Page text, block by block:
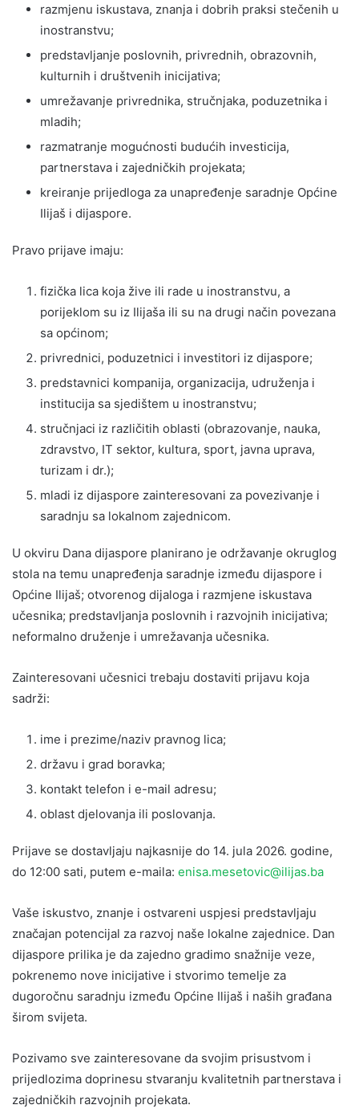
razmjenu iskustava, znanja i dobrih praksi stečenih u
inostranstvu;
predstavljanje poslovnih, privrednih, obrazovnih,
kulturnih i društvenih inicijativa;
umrežavanje privrednika, stručnjaka, poduzetnika i
mladih;
razmatranje mogućnosti budućih investicija,
partnerstava i zajedničkih projekata;
kreiranje prijedloga za unapređenje saradnje Općine
Ilijaš i dijaspore.
Pravo prijave imaju:
fizička lica koja žive ili rade u inostranstvu, a
porijeklom su iz Ilijaša ili su na drugi način povezana
sa općinom;
privrednici, poduzetnici i investitori iz dijaspore;
predstavnici kompanija, organizacija, udruženja i
institucija sa sjedištem u inostranstvu;
stručnjaci iz različitih oblasti (obrazovanje, nauka,
zdravstvo, IT sektor, kultura, sport, javna uprava,
turizam i dr.);
mladi iz dijaspore zainteresovani za povezivanje i
saradnju sa lokalnom zajednicom.
U okviru Dana dijaspore planirano je održavanje okruglog
stola na temu unapređenja saradnje između dijaspore i
Općine Ilijaš; otvorenog dijaloga i razmjene iskustava
učesnika; predstavljanja poslovnih i razvojnih inicijativa;
neformalno druženje i umrežavanja učesnika.
Zainteresovani učesnici trebaju dostaviti prijavu koja
sadrži:
ime i prezime/naziv pravnog lica;
državu i grad boravka;
kontakt telefon i e-mail adresu;
oblast djelovanja ili poslovanja.
Prijave se dostavljaju najkasnije do 14. jula 2026. godine,
do 12:00 sati, putem e-maila: enisa.mesetovic@ilijas.ba
Vaše iskustvo, znanje i ostvareni uspjesi predstavljaju
značajan potencijal za razvoj naše lokalne zajednice. Dan
dijaspore prilika je da zajedno gradimo snažnije veze,
pokrenemo nove inicijative i stvorimo temelje za
dugoročnu saradnju između Općine Ilijaš i naših građana
širom svijeta.
Pozivamo sve zainteresovane da svojim prisustvom i
prijedlozima doprinesu stvaranju kvalitetnih partnerstava i
zajedničkih razvojnih projekata.